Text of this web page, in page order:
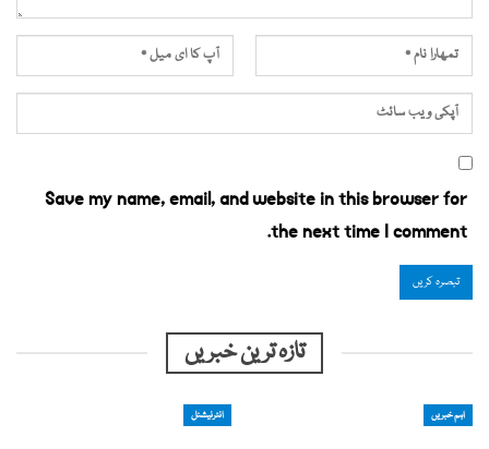
Save my name, email, and website in this browser for
the next time I comment.
تازہ ترین خبریں
اہم خبریں انٹرنیشنل